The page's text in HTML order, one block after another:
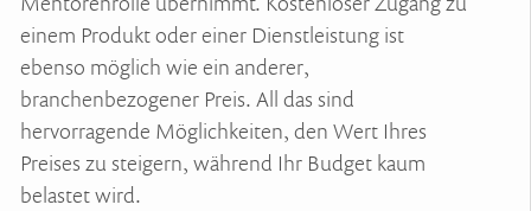
einem Produkt oder einer Dienstleistung ist
ebenso möglich wie ein anderer,
branchenbezogener Preis. All das sind
hervorragende Möglichkeiten, den Wert Ihres
Preises zu steigern, während Ihr Budget kaum
belastet wird.